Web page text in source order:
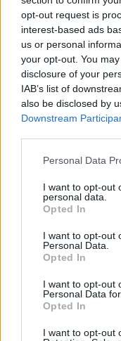
opt-out request is
interest-based ads
us or personal
your opt-out. You
disclosure of your
IAB’s list of
also be disclosed by
Downstream
Personal Data
I want to opt-out
personal data.
Opted In
I want to opt-out
Personal Data.
Opted In
I want to opt-out
Personal Data
Opted In
I want to opt-out
Bonus
Quotazioni